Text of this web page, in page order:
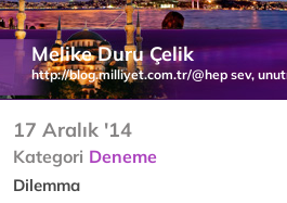
Melike Duru Çelik
http://blog.milliyet.com.tr/@hep sev,
17 Aralık '14
Kategori Deneme
Dilemma